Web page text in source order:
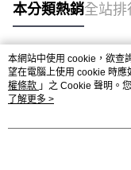
本分類熱銷全站排
熱門標籤
本網站中使用 cookie，欲查
望在電腦上使用 cookie 時應
權條款 」之 Cookie 聲明。
用條款之 Cookie 聲明使用
了解更多 >